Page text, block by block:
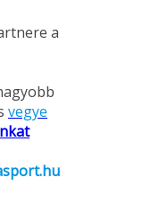
a
vegye